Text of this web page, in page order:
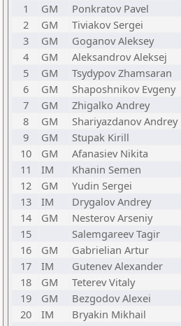
1
GM Ponkratov Pavel
2
GM Tiviakov Sergei
3
GM Goganov Aleksey
4
GM Aleksandrov Aleksej
5
GM Tsydypov Zhamsaran
6
GM Shaposhnikov Evgeny
7
GM Zhigalko Andrey
8
GM Shariyazdanov Andrey
9
GM Stupak Kirill
10
GM Afanasiev Nikita
11
IM Khanin Semen
12
GM Yudin Sergei
13
IM Drygalov Andrey
14
GM Nesterov Arseniy
15
Salemgareev Tagir
16
GM Gabrielian Artur
17
IM Gutenev Alexander
18
GM Teterev Vitaly
19
GM Bezgodov Alexei
20
IM Bryakin Mikhail